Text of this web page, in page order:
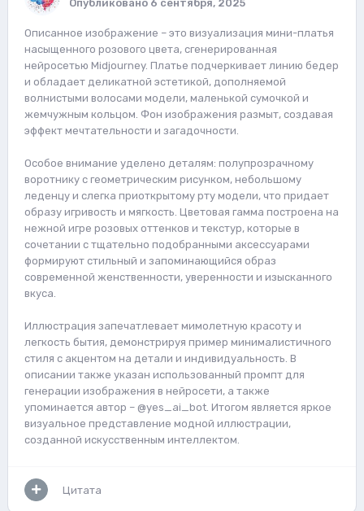
Опубликовано 6 сентября, 2025
Описанное изображение – это визуализация мини-платья
насыщенного розового цвета, сгенерированная
нейросетью Midjourney. Платье подчеркивает линию бедер
и обладает деликатной эстетикой, дополняемой
волнистыми волосами модели, маленькой сумочкой и
жемчужным кольцом. Фон изображения размыт, создавая
эффект мечтательности и загадочности.
Особое внимание уделено деталям: полупрозрачному
воротнику с геометрическим рисунком, небольшому
леденцу и слегка приоткрытому рту модели, что придает
образу игривость и мягкость. Цветовая гамма построена на
нежной игре розовых оттенков и текстур, которые в
сочетании с тщательно подобранными аксессуарами
формируют стильный и запоминающийся образ
современной женственности, уверенности и изысканного
вкуса.
Иллюстрация запечатлевает мимолетную красоту и
легкость бытия, демонстрируя пример минималистичного
стиля с акцентом на детали и индивидуальность. В
описании также указан использованный промпт для
генерации изображения в нейросети, а также
упоминается автор – @yes_ai_bot. Итогом является яркое
визуальное представление модной иллюстрации,
созданной искусственным интеллектом.
Цитата